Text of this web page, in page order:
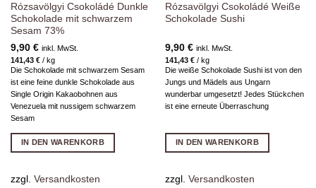
Rózsavölgyi Csokoládé Dunkle
Schokolade mit schwarzem
Sesam 73%
9,90 € inkl. MwSt.
141,43 €/ kg
Die Schokolade mit schwarzem Sesam
ist eine feine dunkle Schokolade aus
Single Origin Kakaobohnen aus
Venezuela mit nussigem schwarzem
Sesam
IN DEN WARENKORB
zzgl. Versandkosten
Rózsavölgyi Csokoládé Weiße
Schokolade Sushi
9,90 € inkl. MwSt.
141,43 €/ kg
Die weiße Schokolade Sushi ist von den
Jungs und Mädels aus Ungarn
wunderbar umgesetzt! Jedes Stückchen
ist eine erneute Überraschung
IN DEN WARENKORB
zzgl. Versandkosten